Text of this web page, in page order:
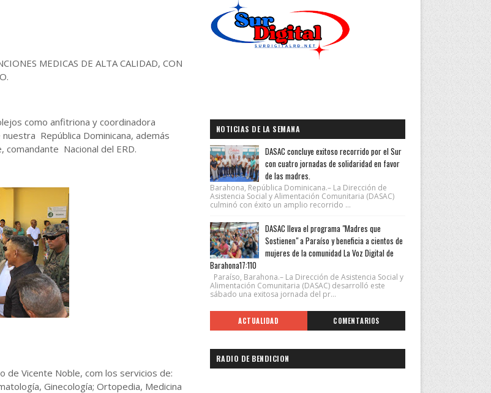
MEDICAS DE ALTA CALIDAD, CON
como anfitriona y coordinadora
República Dominicana, además
Nacional del ERD.
de Vicente Noble, com los servicios de:
Ginecología; Ortopedia, Medicina
NOTICIAS DE LA SEMANA
DASAC concluye exitoso recorrido por el Sur
con cuatro jornadas de solidaridad en favor
de las madres.
Barahona, República Dominicana.– La Dirección de
Asistencia Social y Alimentación Comunitaria (DASAC)
culminó con éxito un amplio recorrido ...
DASAC lleva el programa "Madres que
Sostienen" a Paraíso y beneficia a cientos de
mujeres de la comunidad La Voz Digital de
Barahona17:110
Paraíso, Barahona.– La Dirección de Asistencia Social y
Alimentación Comunitaria (DASAC) desarrolló este
sábado una exitosa jornada del pr...
ACTUALIDAD COMENTARIOS
RADIO DE BENDICION